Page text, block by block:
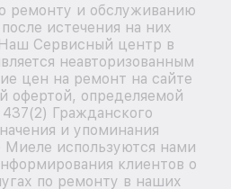
ремонту и обслуживанию
истечения на них
Наш Сервисный центр в
неавторизованным
цен на ремонт на сайте
офертой, определяемой
Гражданского
и упоминания
Миеле используются нами
клиентов о
по ремонту в наших